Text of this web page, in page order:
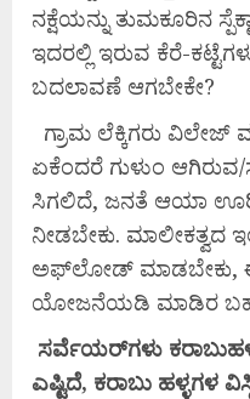
ನಕ್ಷೆಯನ್ನು ತುಮಕೂರಿನ
ಇದರಲ್ಲಿ ಇರುವ ಕೆರೆ-
ಬದಲಾವಣೆ ಆಗಬೇಕೇ?
ಗ್ರಾಮ ಲೆಕ್ಕಿಗರು ವಿಲೇಜ್
ಏಕೆಂದರೆ ಗುಳುಂ ಆಗಿರುವ/
ಸಿಗಲಿದೆ, ಜನತೆ ಆಯಾ
ನೀಡಬೇಕು. ಮಾಲೀಕತ್ವದ
ಅಫ್‌ಲೋಡ್ ಮಾಡಬೇಕು,
ಯೋಜನೆಯಡಿ ಮಾಡಿರ
ಸರ್ವೆಯರ್‌ಗಳು
ಎಷ್ಟಿದೆ, ಕರಾಬು ಹಳ್ಳಗಳ